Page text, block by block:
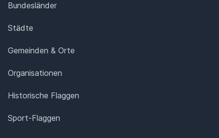
Bundesländer
Städte
Gemeinden & Orte
Organisationen
Historische Flaggen
Sport-Flaggen